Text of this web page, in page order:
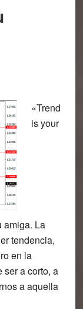
«Trend
is your
amiga. La
tendencia,
en la
ser a corto, a
a aquella